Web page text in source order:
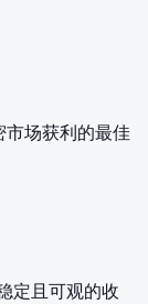
市场获利的最佳
定且可观的收